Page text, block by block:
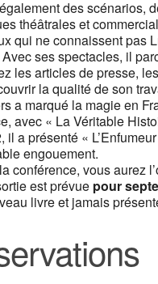
des scénarios,
théâtrales et
qui ne connaissent pas
ses spectacles, il
les articles de presse,
la qualité de son
a marqué la magie en
avec « La Véritable
il a présenté «
engouement.
conférence, vous aurez
est prévue pour
livre et jamais